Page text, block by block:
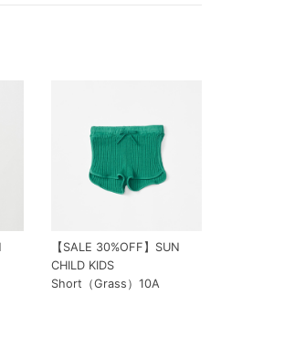
【SALE 30%OFF】SUN
CHILD KIDS
Short（Grass）10A